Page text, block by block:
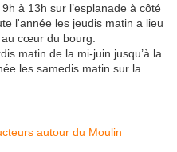
à 13h sur l’esplanade à côté
l'année les jeudis matin a lieu
cœur du bourg.
matin de la mi-juin jusqu’à la
les samedis matin sur la